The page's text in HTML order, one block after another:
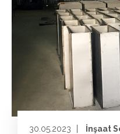
30.05.2023 İnşaat